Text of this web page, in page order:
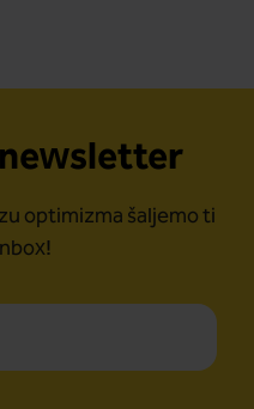
optimizma šaljemo ti